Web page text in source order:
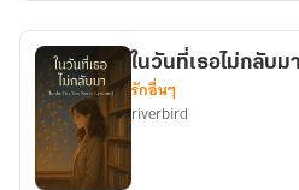
ในวันที่เธอไม่กลับมา
รักอื่นๆ
riverbird